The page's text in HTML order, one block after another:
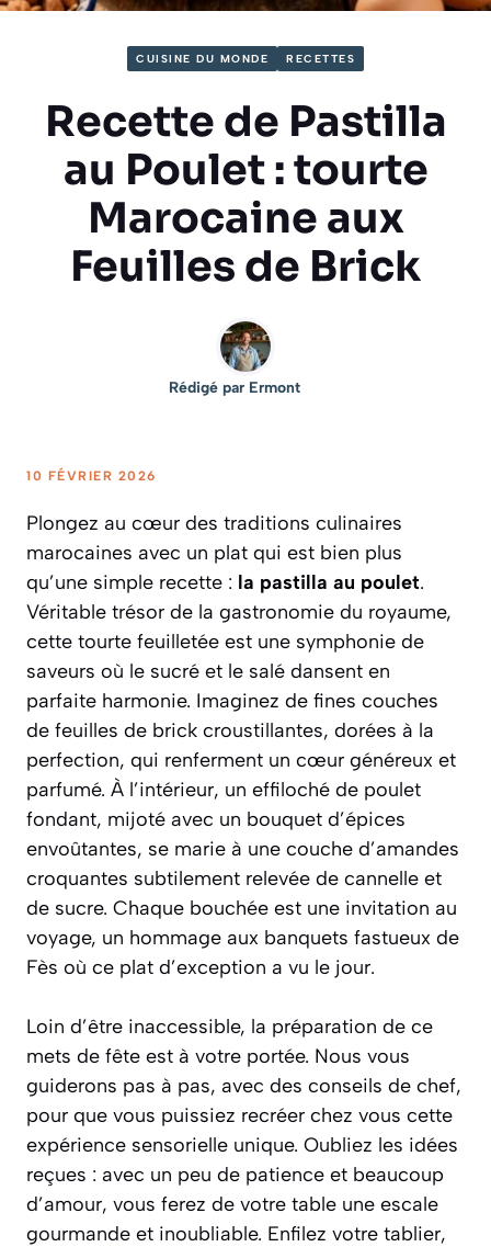
CUISINE DU MONDE RECETTES
Recette de Pastilla
au Poulet : tourte
Marocaine aux
Feuilles de Brick
Rédigé par Ermont
10 FÉVRIER 2026
Plongez au cœur des traditions culinaires
marocaines avec un plat qui est bien plus
qu’une simple recette : la pastilla au poulet.
Véritable trésor de la gastronomie du royaume,
cette tourte feuilletée est une symphonie de
saveurs où le sucré et le salé dansent en
parfaite harmonie. Imaginez de fines couches
de feuilles de brick croustillantes, dorées à la
perfection, qui renferment un cœur généreux et
parfumé. À l’intérieur, un effiloché de poulet
fondant, mijoté avec un bouquet d’épices
envoûtantes, se marie à une couche d’amandes
croquantes subtilement relevée de cannelle et
de sucre. Chaque bouchée est une invitation au
voyage, un hommage aux banquets fastueux de
Fès où ce plat d’exception a vu le jour.
Loin d’être inaccessible, la préparation de ce
mets de fête est à votre portée. Nous vous
guiderons pas à pas, avec des conseils de chef,
pour que vous puissiez recréer chez vous cette
expérience sensorielle unique. Oubliez les idées
reçues : avec un peu de patience et beaucoup
d’amour, vous ferez de votre table une escale
gourmande et inoubliable. Enfilez votre tablier,